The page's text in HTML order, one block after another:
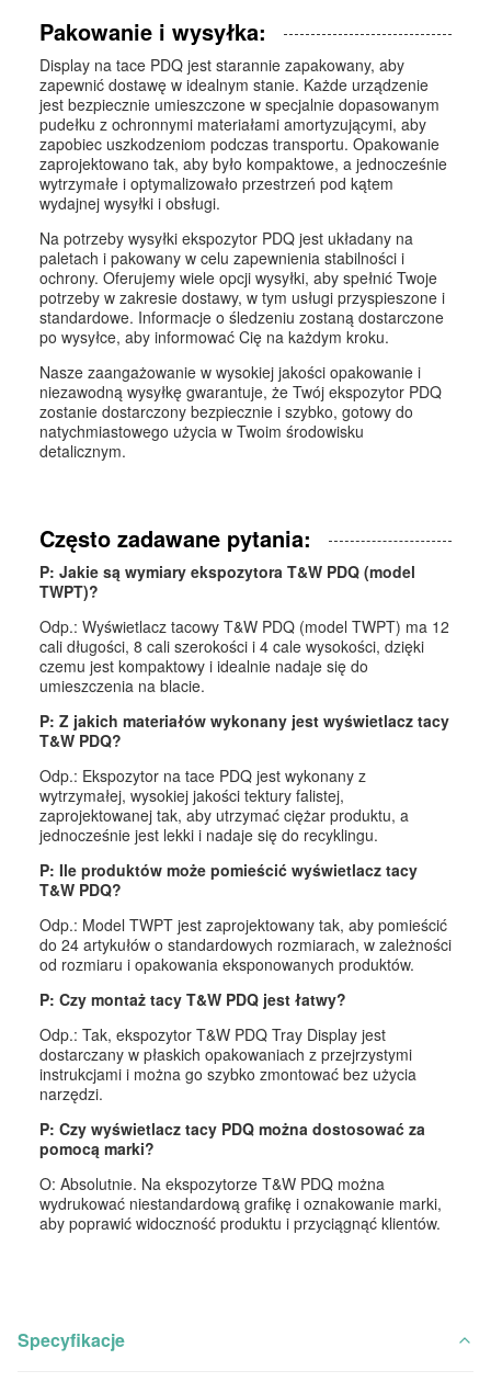
Pakowanie i wysyłka:
Display na tace PDQ jest starannie zapakowany, aby
zapewnić dostawę w idealnym stanie. Każde urządzenie
jest bezpiecznie umieszczone w specjalnie dopasowanym
pudełku z ochronnymi materiałami amortyzującymi, aby
zapobiec uszkodzeniom podczas transportu. Opakowanie
zaprojektowano tak, aby było kompaktowe, a jednocześnie
wytrzymałe i optymalizowało przestrzeń pod kątem
wydajnej wysyłki i obsługi.
Na potrzeby wysyłki ekspozytor PDQ jest układany na
paletach i pakowany w celu zapewnienia stabilności i
ochrony. Oferujemy wiele opcji wysyłki, aby spełnić Twoje
potrzeby w zakresie dostawy, w tym usługi przyspieszone i
standardowe. Informacje o śledzeniu zostaną dostarczone
po wysyłce, aby informować Cię na każdym kroku.
Nasze zaangażowanie w wysokiej jakości opakowanie i
niezawodną wysyłkę gwarantuje, że Twój ekspozytor PDQ
zostanie dostarczony bezpiecznie i szybko, gotowy do
natychmiastowego użycia w Twoim środowisku
detalicznym.
Często zadawane pytania:
P: Jakie są wymiary ekspozytora T&W PDQ (model
TWPT)?
Odp.: Wyświetlacz tacowy T&W PDQ (model TWPT) ma 12
cali długości, 8 cali szerokości i 4 cale wysokości, dzięki
czemu jest kompaktowy i idealnie nadaje się do
umieszczenia na blacie.
P: Z jakich materiałów wykonany jest wyświetlacz tacy
T&W PDQ?
Odp.: Ekspozytor na tace PDQ jest wykonany z
wytrzymałej, wysokiej jakości tektury falistej,
zaprojektowanej tak, aby utrzymać ciężar produktu, a
jednocześnie jest lekki i nadaje się do recyklingu.
P: Ile produktów może pomieścić wyświetlacz tacy
T&W PDQ?
Odp.: Model TWPT jest zaprojektowany tak, aby pomieścić
do 24 artykułów o standardowych rozmiarach, w zależności
od rozmiaru i opakowania eksponowanych produktów.
P: Czy montaż tacy T&W PDQ jest łatwy?
Odp.: Tak, ekspozytor T&W PDQ Tray Display jest
dostarczany w płaskich opakowaniach z przejrzystymi
instrukcjami i można go szybko zmontować bez użycia
narzędzi.
P: Czy wyświetlacz tacy PDQ można dostosować za
pomocą marki?
O: Absolutnie. Na ekspozytorze T&W PDQ można
wydrukować niestandardową grafikę i oznakowanie marki,
aby poprawić widoczność produktu i przyciągnąć klientów.
Specyfikacje